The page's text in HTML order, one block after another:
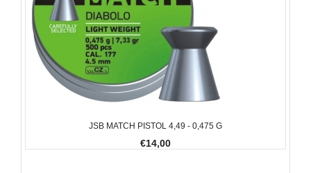
JSB MATCH PISTOL 4,49 - 0,475 G
€14,00